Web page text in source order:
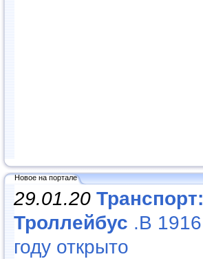
Новое на портале
29.01.20 Транспорт:
Троллейбус .В 1916
году открыто